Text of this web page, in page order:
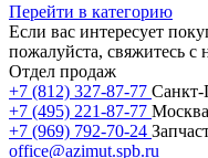
Перейти в категорию
Если вас интересует
пожалуйста, свяжитесь с
Отдел продаж
+7 (812) 327-87-77 Санкт-
+7 (495) 221-87-77 Москва
+7 (969) 792-70-24
office@azimut.spb.ru